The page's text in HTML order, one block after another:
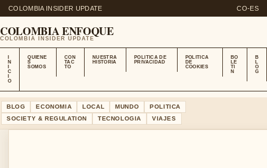
COLOMBIA INSIDER UPDATE CO-ES
COLOMBIA ENFOQUE
COLOMBIA INSIDER UPDATE
N
C
O
QUIENE
S
SOMOS
CON
TAC
TO
NUESTRA
HISTORIA
POLITICA DE
PRIVACIDAD
POLITICA
DE
COOKIES
BO
LE
TI
N
B
L
O
G
BLOG ECONOMIA LOCAL MUNDO
POLITICA
SOCIETY & REGULATION
TECNOLOGIA VIAJES